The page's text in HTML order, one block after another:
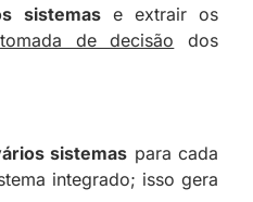
sistemase extrair os
tomada de decisão dos
sistemas para cada
integrado; isso gera